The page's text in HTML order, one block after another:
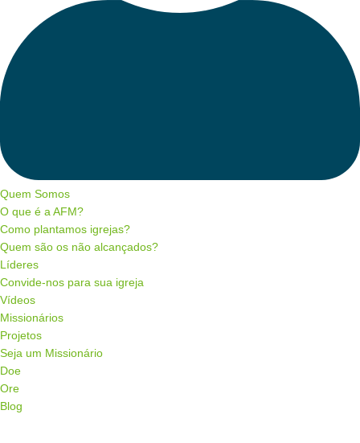
Quem Somos
O que é a AFM?
Como plantamos igrejas?
Quem são os não alcançados?
Líderes
Convide-nos para sua igreja
Vídeos
Missionários
Projetos
Seja um Missionário
Doe
Ore
Blog